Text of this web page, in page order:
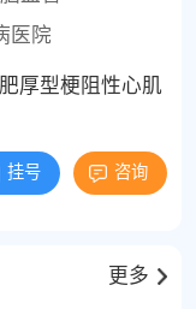
医院
厚型梗阻性心肌
挂号 咨询
更多